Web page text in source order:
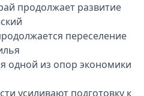
продолжает развитие
переселение
одной из опор экономики
усиливают подготовку к